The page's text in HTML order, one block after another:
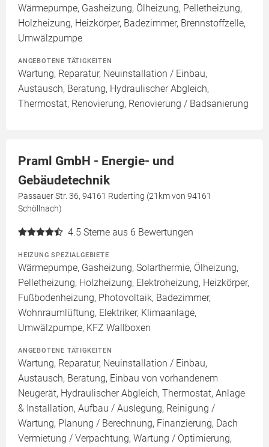
Wärmepumpe, Gasheizung, Ölheizung, Pelletheizung,
Holzheizung, Heizkörper, Badezimmer, Brennstoffzelle,
Umwälzpumpe
ANGEBOTENE TÄTIGKEITEN
Wartung, Reparatur, Neuinstallation / Einbau,
Austausch, Beratung, Hydraulischer Abgleich,
Thermostat, Renovierung, Renovierung / Badsanierung
Praml GmbH - Energie- und
Gebäudetechnik
Passauer Str. 36, 94161 Ruderting (21km von 94161
Schöllnach)
4.5 Sterne aus 6 Bewertungen
HEIZUNG SPEZIALGEBIETE
Wärmepumpe, Gasheizung, Solarthermie, Ölheizung,
Pelletheizung, Holzheizung, Elektroheizung, Heizkörper,
Fußbodenheizung, Photovoltaik, Badezimmer,
Wohnraumlüftung, Elektriker, Klimaanlage,
Umwälzpumpe, KFZ Wallboxen
ANGEBOTENE TÄTIGKEITEN
Wartung, Reparatur, Neuinstallation / Einbau,
Austausch, Beratung, Einbau von vorhandenem
Neugerät, Hydraulischer Abgleich, Thermostat, Anlage
& Installation, Aufbau / Auslegung, Reinigung /
Wartung, Planung / Berechnung, Finanzierung, Dach
Vermietung / Verpachtung, Wartung / Optimierung,